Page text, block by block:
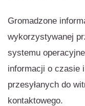
Gromadzone
wykorzystywanej
systemu
informacji o czasie
przesyłanych do
kontaktowego.